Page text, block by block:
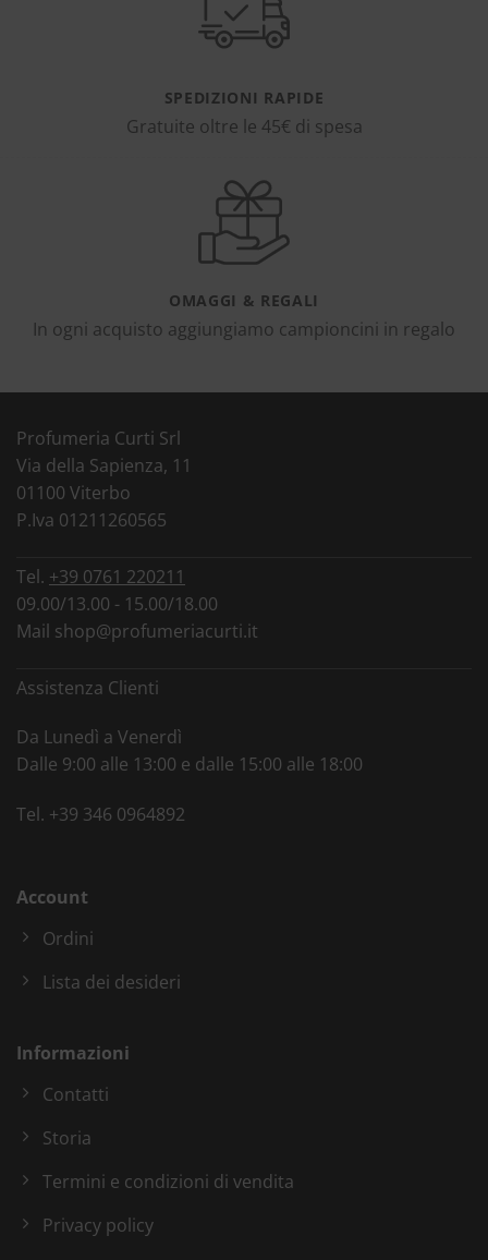
SPEDIZIONI RAPIDE
Gratuite oltre le 45€ di spesa
OMAGGI & REGALI
In ogni acquisto aggiungiamo campioncini in regalo
Profumeria Curti Srl
Via della Sapienza, 11
01100 Viterbo
P.Iva 01211260565
Tel. +39 0761 220211
09.00/13.00 - 15.00/18.00
Mail shop@profumeriacurti.it
Assistenza Clienti
Da Lunedì a Venerdì
Dalle 9:00 alle 13:00 e dalle 15:00 alle 18:00
Tel. +39 346 0964892
Account
Ordini
Lista dei desideri
Informazioni
Contatti
Storia
Termini e condizioni di vendita
Privacy policy